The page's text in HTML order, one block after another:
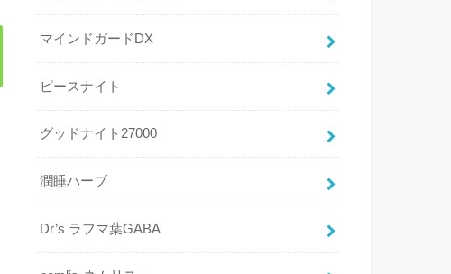
マインドガードDX
ピースナイト
グッドナイト27000
潤睡ハーブ
Dr’s ラフマ葉GABA